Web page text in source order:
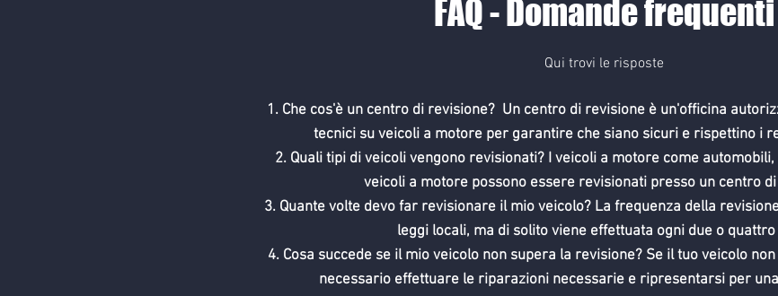
FAQ - Domande frequenti
Qui trovi le risposte
Che cos'è un centro di revisione? Un centro di revisione è un'officina
tecnici su veicoli a motore per garantire che siano sicuri e rispettino i
Quali tipi di veicoli vengono revisionati? I veicoli a motore come
veicoli a motore possono essere revisionati presso un centro
Quante volte devo far revisionare il mio veicolo? La frequenza della
leggi locali, ma di solito viene effettuata ogni due o
Cosa succede se il mio veicolo non supera la revisione? Se il tuo veicolo
necessario effettuare le riparazioni necessarie e ripresentarsi per